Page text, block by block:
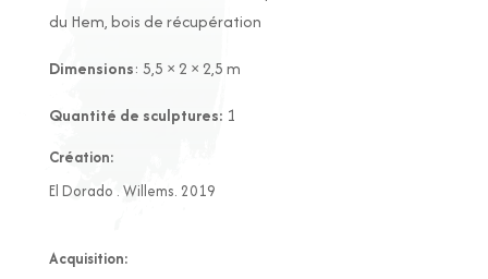
du Hem, bois de récupération
Dimensions: 5,5 × 2 × 2,5 m
Quantité de sculptures: 1
Création:
El Dorado . Willems. 2019
Acquisition: